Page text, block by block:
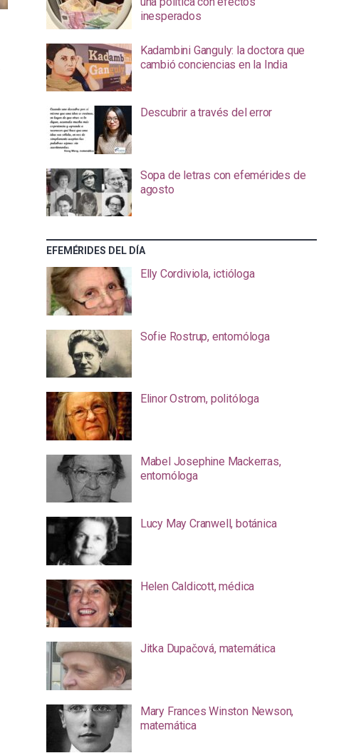
inesperados
Kadambini Ganguly: la doctora que
cambió conciencias en la India
Descubrir a través del error
Sopa de letras con efemérides de
agosto
EFEMÉRIDES DEL DÍA
Elly Cordiviola, ictióloga
Sofie Rostrup, entomóloga
Elinor Ostrom, politóloga
Mabel Josephine Mackerras,
entomóloga
Lucy May Cranwell, botánica
Helen Caldicott, médica
Jitka Dupačová, matemática
Mary Frances Winston Newson,
matemática